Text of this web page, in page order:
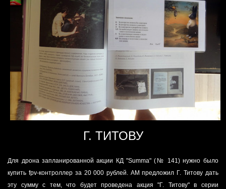
Г. ТИТОВУ
Для дрона запланированной акции КД "Summa" (№ 141) нужно было
купить fpv-контроллер за 20 000 рублей. АМ предложил Г. Титову дать
эту сумму с тем, что будет проведена акция "Г. Титову" в серии